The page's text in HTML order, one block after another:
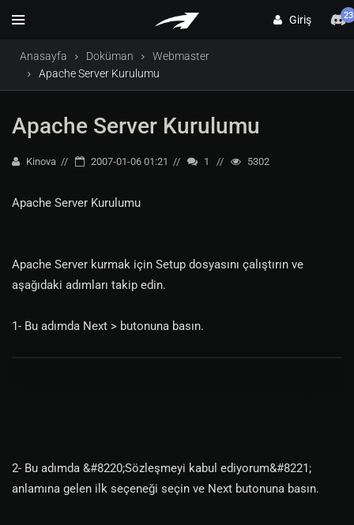
Giriş 23
Anasayfa Doküman
Webmaster
Apache Server Kurulumu
Apache Server Kurulumu
Kinova 2007-01-06 01:21 1 5302
Apache Server Kurulumu
Apache Server kurmak için Setup dosyasını çalıştırın ve
aşağıdaki adımları takip edin.
1- Bu adımda Next > butonuna basın.
2- Bu adımda &#8220;Sözleşmeyi kabul ediyorum&#8221;
anlamına gelen ilk seçeneği seçin ve Next butonuna basın.